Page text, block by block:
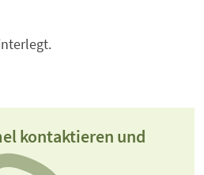
kontaktieren und